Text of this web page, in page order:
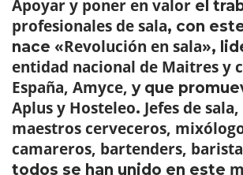
Apoyar y poner en valor el
profesionales de sala, con
nace «Revolución en sala»,
entidad nacional de Maitres y
España, Amyce, y que
Aplus y Hosteleo. Jefes de
maestros cerveceros,
camareros, bartenders,
todos se han unido en este